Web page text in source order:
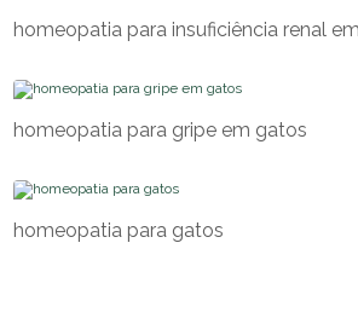
homeopatia para insuficiência renal
homeopatia para gripe em gatos
homeopatia para gatos